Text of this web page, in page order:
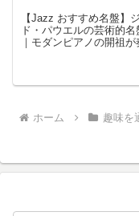
【Jazz おすすめ名盤】
ド・パウエルの芸術的
｜モダンピアノの開祖
ホーム 趣味を